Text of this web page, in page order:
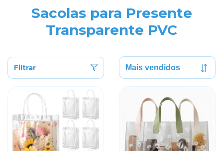
Sacolas para Presente
Transparente PVC
Filtrar